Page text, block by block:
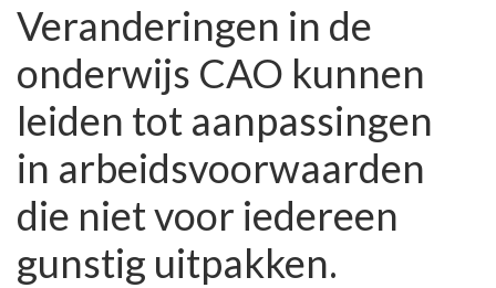
Veranderingen in de
onderwijs CAO kunnen
leiden tot aanpassingen
in arbeidsvoorwaarden
die niet voor iedereen
gunstig uitpakken.